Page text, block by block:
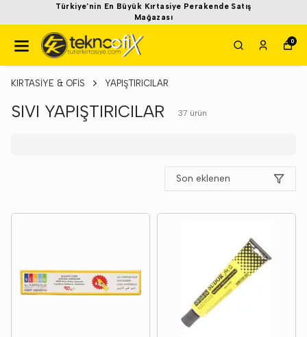
Türkiye'nin En Büyük Kırtasiye Perakende Satış
Mağazası
0
KIRTASİYE & OFİS YAPIŞTIRICILAR
SIVI YAPIŞTIRICILAR 37 ürün
Son eklenen